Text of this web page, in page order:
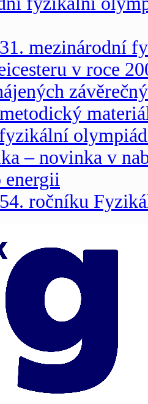
mezinárodní
v roce
– novinka v
energii
ročníku